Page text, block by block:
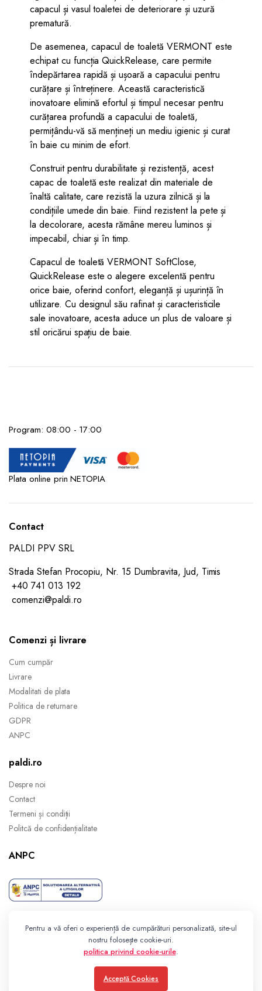
capacul și vasul toaletei de deteriorare și uzură
prematură.
De asemenea, capacul de toaletă VERMONT este
echipat cu funcția QuickRelease, care permite
îndepărtarea rapidă și ușoară a capacului pentru
curățare și întreținere. Această caracteristică
inovatoare elimină efortul și timpul necesar pentru
curățarea profundă a capacului de toaletă,
permițându-vă să mențineți un mediu igienic și curat
în baie cu minim de efort.
Construit pentru durabilitate și rezistență, acest
capac de toaletă este realizat din materiale de
înaltă calitate, care rezistă la uzura zilnică și la
condițiile umede din baie. Fiind rezistent la pete și
la decolorare, acesta rămâne mereu luminos și
impecabil, chiar și în timp.
Capacul de toaletă VERMONT SoftClose,
QuickRelease este o alegere excelentă pentru
orice baie, oferind confort, eleganță și ușurință în
utilizare. Cu designul său rafinat și caracteristicile
sale inovatoare, acesta aduce un plus de valoare și
stil oricărui spațiu de baie.
Program: 08:00 - 17:00
Plata online prin NETOPIA
Contact
PALDI PPV SRL
Strada Stefan Procopiu, Nr. 15 Dumbravita, Jud, Timis
+40 741 013 192
comenzi@paldi.ro
Comenzi și livrare
Cum cumpăr
Livrare
Modalitati de plata
Politica de returnare
GDPR
ANPC
paldi.ro
Despre noi
Contact
Termeni și condiții
Politcă de confidențialitate
ANPC
Pentru a vă oferi o experiență de cumpărături personalizată, site-ul
nostru folosește cookie-uri.
politica privind cookie-urile.
Acceptă Cookies